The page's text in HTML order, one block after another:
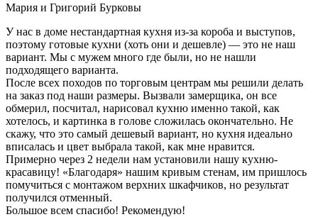
Мария и Григорий Бурковы
У нас в доме нестандартная кухня из-за короба и выступов,
поэтому готовые кухни (хоть они и дешевле) — это не наш
вариант. Мы с мужем много где были, но не нашли
подходящего варианта.
После всех походов по торговым центрам мы решили делать
на заказ под наши размеры. Вызвали замерщика, он все
обмерил, посчитал, нарисовал кухню именно такой, как
хотелось, и картинка в голове сложилась окончательно. Не
скажу, что это самый дешевый вариант, но кухня идеально
вписалась и цвет выбрала такой, как мне нравится.
Примерно через 2 недели нам установили нашу кухню-
красавицу! «Благодаря» нашим кривым стенам, им пришлось
помучиться с монтажом верхних шкафчиков, но результат
получился отменный.
Большое всем спасибо! Рекомендую!